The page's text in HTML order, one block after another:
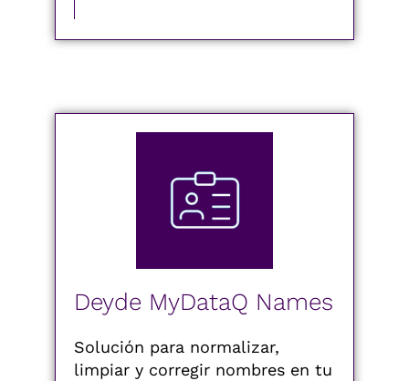
Deyde MyDataQ Names
Solución para normalizar,
limpiar y corregir nombres en tu